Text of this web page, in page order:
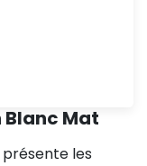
Blanc Mat
présente les